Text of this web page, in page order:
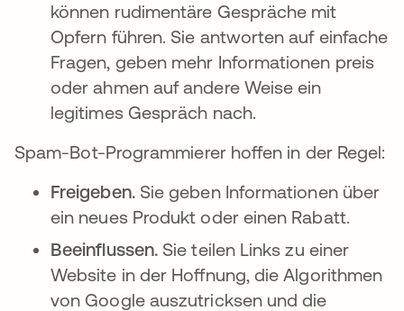
können rudimentäre Gespräche mit
Opfern führen. Sie antworten auf einfache
Fragen, geben mehr Informationen preis
oder ahmen auf andere Weise ein
legitimes Gespräch nach.
Spam-Bot-Programmierer hoffen in der Regel:
Freigeben. Sie geben Informationen über
ein neues Produkt oder einen Rabatt.
Beeinflussen. Sie teilen Links zu einer
Website in der Hoffnung, die Algorithmen
von Google auszutricksen und die